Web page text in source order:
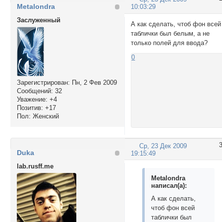
10:03:29
Metalondra
Заслуженный
Зарегистрирован: Пн, 2 Фев 2009
Сообщений: 32
Уважение: +4
Позитив: +17
Пол: Женский
А как сделать, чтоб фон всей
таблички был белым, а не
только полей для ввода?
0
3
Ср, 23 Дек 2009
19:15:49
Duka
lab.rusff.me
Metalondra
написал(а):
А как сделать,
чтоб фон всей
таблички был